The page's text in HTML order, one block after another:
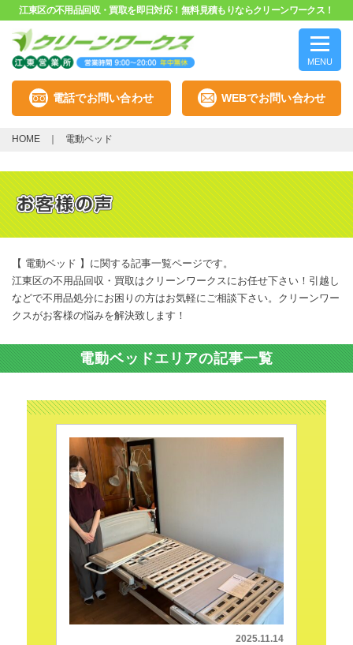
江東区の不用品回収・買取を即日対応！無料見積もりならクリーンワークス！
MENU
電話でお問い合わせ WEBでお問い合わせ
HOME 電動ベッド
【 電動ベッド 】に関する記事一覧ページです。
江東区の不用品回収・買取はクリーンワークスにお任せ下さい！引越し
などで不用品処分にお困りの方はお気軽にご相談下さい。クリーンワー
クスがお客様の悩みを解決致します！
電動ベッドエリアの記事一覧
2025.11.14